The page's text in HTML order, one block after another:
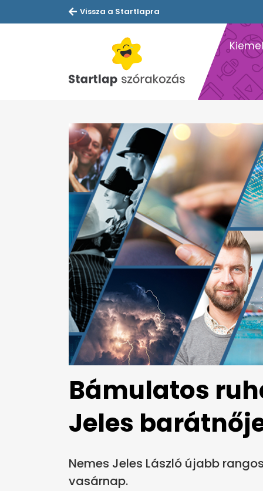
Vissza a Startlapra
Bámulatos
Jeles
Nemes Jeles László újabb
vasárnap.